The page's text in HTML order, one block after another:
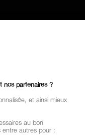
nos partenaires ?
et ainsi mieux
au bon
entre autres pour :